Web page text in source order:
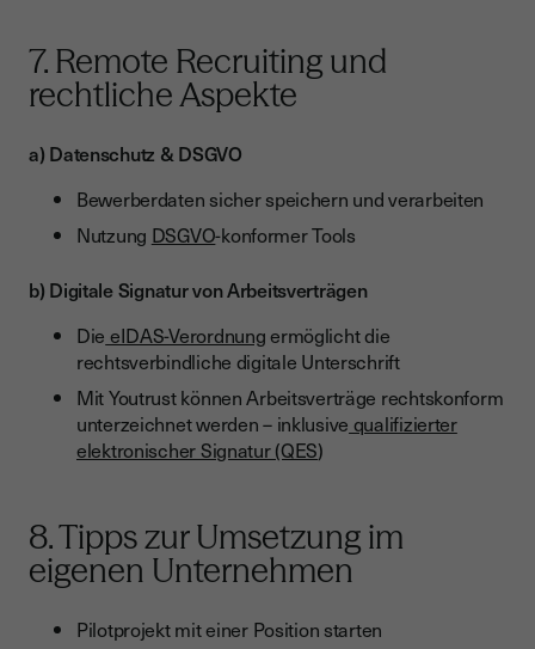
7. Remote Recruiting und
rechtliche Aspekte
a) Datenschutz & DSGVO
Bewerberdaten sicher speichern und verarbeiten
Nutzung DSGVO-konformer Tools
b) Digitale Signatur von Arbeitsverträgen
Die eIDAS-Verordnungermöglicht die
rechtsverbindliche digitale Unterschrift
Mit Youtrust können Arbeitsverträge rechtskonform
unterzeichnet werden – inklusive qualifizierter
elektronischer Signatur (QES)
8. Tipps zur Umsetzung im
eigenen Unternehmen
Pilotprojekt mit einer Position starten